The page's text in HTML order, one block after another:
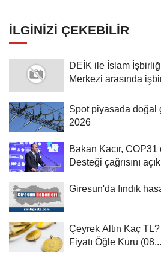
İLGINIZI ÇEKEBILIR
DEİK ile İslam
Merkezi arasında
Spot piyasada doğal
2026
Bakan Kacır, COP31
Desteği çağrısını
Giresun'da fındık
Çeyrek Altın Kaç
Fiyatı Öğle Kuru (08...